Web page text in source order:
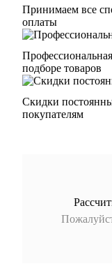
Принимаем все
оплаты
подборе товаров
Скидки
покупателям